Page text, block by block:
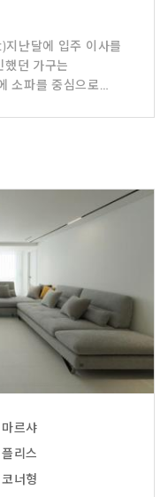
난달에 입주 이사를
던 가구는
소파를 중심으로
마르샤
플리스
코너형